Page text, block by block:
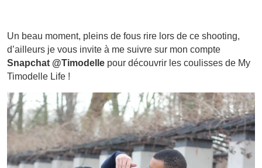
Un beau moment, pleins de fous rire lors de ce shooting,
d’ailleurs je vous invite à me suivre sur mon compte
Snapchat @Timodelle pour découvrir les coulisses de My
Timodelle Life !